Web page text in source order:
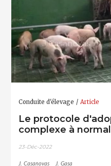
Conduite d'élevage Article
Le protocole
complexe à
23-Déc-2022
J. Casanovas J. Gasa